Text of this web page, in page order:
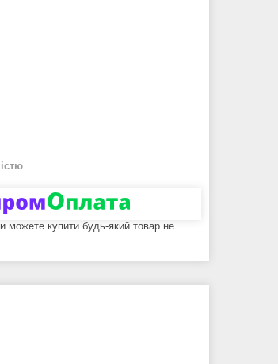
можете купити будь-який товар не